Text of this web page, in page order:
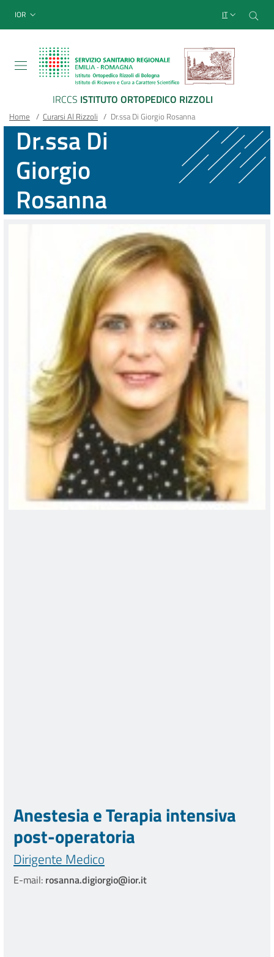
Sito Web Istituto
menu top-bar
IOR IT
IRCCS ISTITUTO ORTOPEDICO RIZZOLI
Main container
Briciole
di
pane
Home / Curarsi Al Rizzoli / Dr.ssa Di Giorgio Rosanna
Dr.ssa Di
Giorgio
Rosanna
Anestesia e Terapia intensiva
post-operatoria
Dirigente Medico
E-mail: rosanna.digiorgio@ior.it